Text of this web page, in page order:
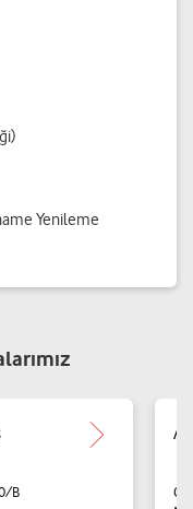
Yenileme
B